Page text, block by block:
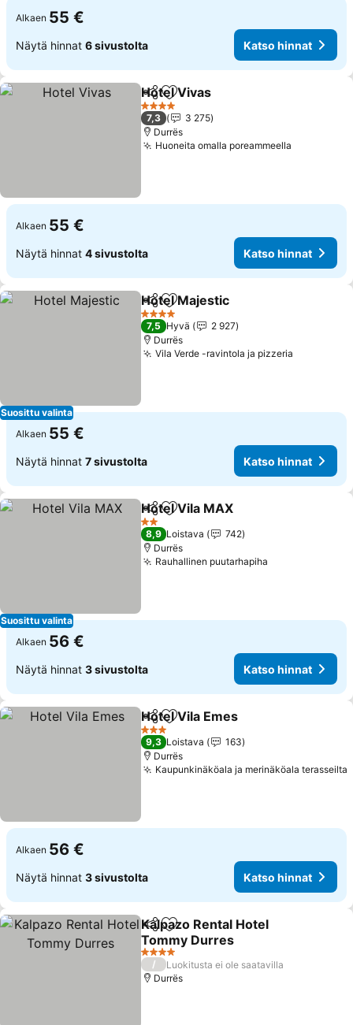
Alkaen 55 €
Näytä hinnat 6 sivustolta Katso hinnat
Jaa Lisää suosikkeihin
Hotel Vivas
4 Tähtiluokitus
7,3
3 275
Durrës
Huoneita omalla poreammeella
Alkaen 55 €
Näytä hinnat 4 sivustolta Katso hinnat
Suosittu valinta
Jaa Lisää suosikkeihin
Hotel Majestic
4 Tähtiluokitus
7,5 Hyvä
2 927
Durrës
Vila Verde -ravintola ja pizzeria
Alkaen 55 €
Näytä hinnat 7 sivustolta Katso hinnat
Suosittu valinta
Jaa Lisää suosikkeihin
Hotel Vila MAX
2 Tähtiluokitus
8,9 Loistava
742
Durrës
Rauhallinen puutarhapiha
Alkaen 56 €
Näytä hinnat 3 sivustolta Katso hinnat
Jaa Lisää suosikkeihin
Hotel Vila Emes
3 Tähtiluokitus
9,3 Loistava
163
Durrës
Kaupunkinäköala ja merinäköala terasseilta
Alkaen 56 €
Näytä hinnat 3 sivustolta Katso hinnat
Jaa Lisää suosikkeihin
Kalpazo Rental Hotel
Tommy Durres
Katso hinnat
4 Tähtiluokitus
/
Luokitusta ei ole saatavilla
Durrës